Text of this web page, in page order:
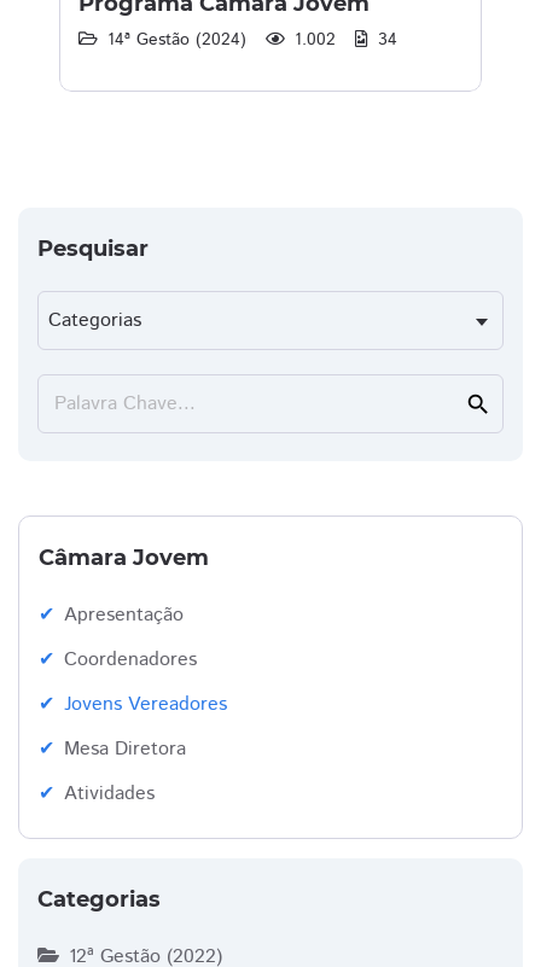
14ª Gestão (2024) 1.002 34
Pesquisar
Palavra Chave... search
Câmara Jovem
Apresentação
Coordenadores
Jovens Vereadores
Mesa Diretora
Atividades
Categorias
12ª Gestão (2022)